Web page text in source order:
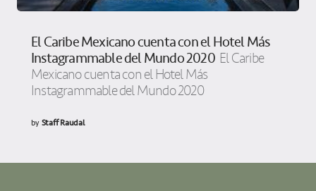
El Caribe Mexicano cuenta con el Hotel Más
Instagrammable del Mundo 2020 El Caribe
Mexicano cuenta con el Hotel Más
Instagrammable del Mundo 2020
byStaff Raudal